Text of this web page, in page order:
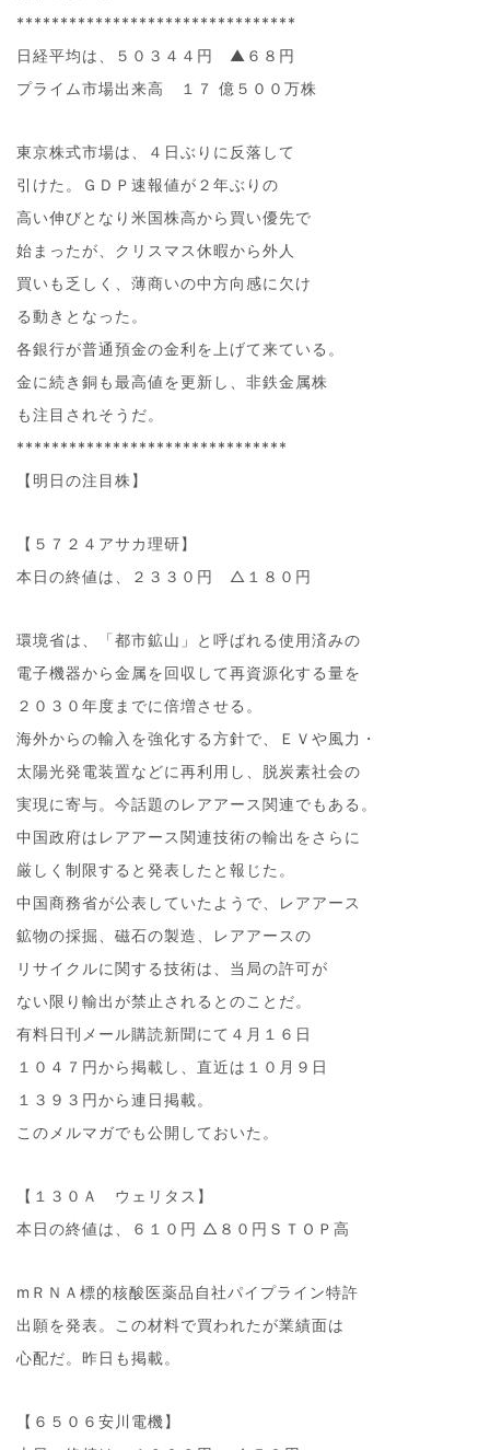
********************************
日経平均は、５０３４４円 ▲６８円
プライム市場出来高 １７ 億５００万株
東京株式市場は、４日ぶりに反落して
引けた。ＧＤＰ速報値が２年ぶりの
高い伸びとなり米国株高から買い優先で
始まったが、クリスマス休暇から外人
買いも乏しく、薄商いの中方向感に欠け
る動きとなった。
各銀行が普通預金の金利を上げて来ている。
金に続き銅も最高値を更新し、非鉄金属株
も注目されそうだ。
*******************************
【明日の注目株】
【５７２４アサカ理研】
本日の終値は、２３３０円 △１８０円
環境省は、「都市鉱山」と呼ばれる使用済みの
電子機器から金属を回収して再資源化する量を
２０３０年度までに倍増させる。
海外からの輸入を強化する方針で、ＥＶや風力・
太陽光発電装置などに再利用し、脱炭素社会の
実現に寄与。今話題のレアアース関連でもある。
中国政府はレアアース関連技術の輸出をさらに
厳しく制限すると発表したと報じた。
中国商務省が公表していたようで、レアアース
鉱物の採掘、磁石の製造、レアアースの
リサイクルに関する技術は、当局の許可が
ない限り輸出が禁止されるとのことだ。
有料日刊メール購読新聞にて４月１６日
１０４７円から掲載し、直近は１０月９日
１３９３円から連日掲載。
このメルマガでも公開しておいた。
【１３０Ａ ウェリタス】
本日の終値は、６１０円 △８０円ＳＴＯＰ高
mＲＮＡ標的核酸医薬品自社パイプライン特許
出願を発表。この材料で買われたが業績面は
心配だ。昨日も掲載。
【６５０６安川電機】